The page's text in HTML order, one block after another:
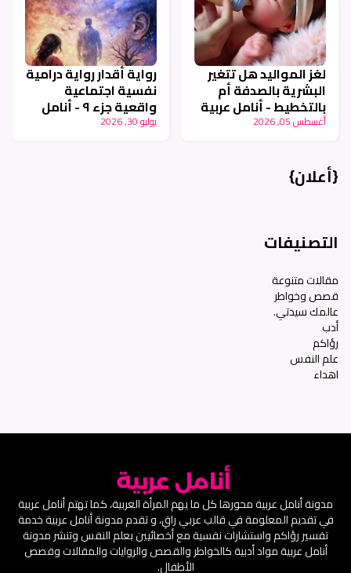
لغز المواليد هل تتغير
البشرية بالصدفة أم
بالتخطيط - أنامل عربية
أغسطس 05, 2026
رواية أقدار رواية درامية
نفسية اجتماعية
واقعية جزء ٩ - أنامل
عربية
يوليو 30, 2026
{أعلان}
التصنيفات
مقالات متنوعة
قصص وخواطر
عالمك سيدتي.
أدب
رؤاكم
علم النفس
اهداء
مدونة أنامل عربية محورها كل ما يهم المرأة العربية، كما تهتم أنامل عربية
في تقديم المعلومة في قالب عربي راقِ، و تقدم مدونة أنامل عربية خدمة
تفسير رؤاكم واستشارات نفسية مع أخصائيين بعلم النفس وتنشر مدونة
أنامل عربية مواد أدبية كالخواطر والقصص والروايات والمقالات وقصص
الأطفال.